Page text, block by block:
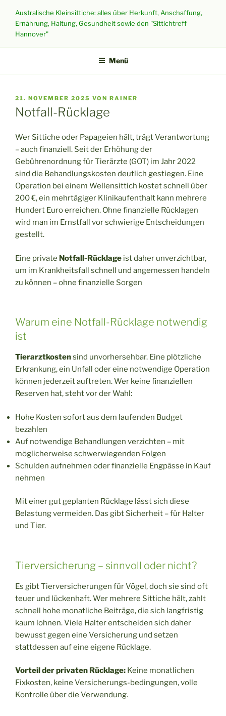
Inhalt
springen
Australische Kleinsittiche: alles über Herkunft, Anschaffung,
Ernährung, Haltung, Gesundheit sowie den "Sittichtreff
Hannover"
Menü
VERÖFFENTLICHT
AM
21. NOVEMBER 2025 VON RAINER
Notfall-Rücklage
Wer Sittiche oder Papageien hält, trägt Verantwortung
– auch finanziell. Seit der Erhöhung der
Gebührenordnung für Tierärzte (GOT) im Jahr 2022
sind die Behandlungskosten deutlich gestiegen. Eine
Operation bei einem Wellensittich kostet schnell über
200 €, ein mehrtägiger Klinikaufenthalt kann mehrere
Hundert Euro erreichen. Ohne finanzielle Rücklagen
wird man im Ernstfall vor schwierige Entscheidungen
gestellt.
Eine private Notfall-Rücklage ist daher unverzichtbar,
um im Krankheitsfall schnell und angemessen handeln
zu können – ohne finanzielle Sorgen
Warum eine Notfall-Rücklage notwendig
ist
Tierarztkostensind unvorhersehbar. Eine plötzliche
Erkrankung, ein Unfall oder eine notwendige Operation
können jederzeit auftreten. Wer keine finanziellen
Reserven hat, steht vor der Wahl:
Hohe Kosten sofort aus dem laufenden Budget
bezahlen
Auf notwendige Behandlungen verzichten – mit
möglicherweise schwerwiegenden Folgen
Schulden aufnehmen oder finanzielle Engpässe in Kauf
nehmen
Mit einer gut geplanten Rücklage lässt sich diese
Belastung vermeiden. Das gibt Sicherheit – für Halter
und Tier.
Tierversicherung – sinnvoll oder nicht?
Es gibt Tierversicherungen für Vögel, doch sie sind oft
teuer und lückenhaft. Wer mehrere Sittiche hält, zahlt
schnell hohe monatliche Beiträge, die sich langfristig
kaum lohnen. Viele Halter entscheiden sich daher
bewusst gegen eine Versicherung und setzen
stattdessen auf eine eigene Rücklage.
Vorteil der privaten Rücklage: Keine monatlichen
Fixkosten, keine Versicherungs-bedingungen, volle
Kontrolle über die Verwendung.